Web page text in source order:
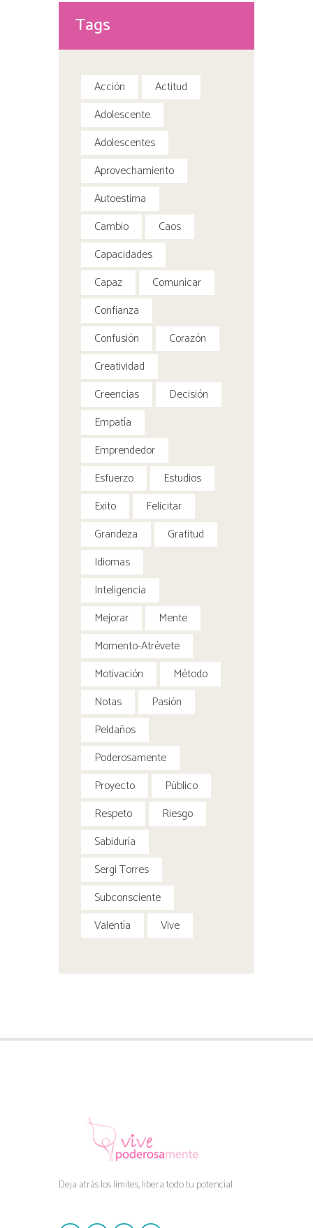
Tags
Acción
Actitud
Adolescente
Adolescentes
Aprovechamiento
Autoestima
Cambio
Caos
Capacidades
Capaz
Comunicar
Confianza
Confusión
Corazón
Creatividad
Creencias
Decisión
Empatía
Emprendedor
Esfuerzo
Estudios
Exito
Felicitar
Grandeza
Gratitud
Idiomas
Inteligencia
Mejorar
Mente
Momento-Atrévete
Motivación
Método
Notas
Pasión
Peldaños
Poderosamente
Proyecto
Público
Respeto
Riesgo
Sabiduría
Sergi Torres
Subconsciente
Valentía
Vive
Deja atrás los límites, libera todo tu potencial